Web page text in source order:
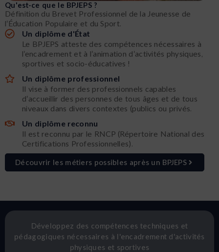
Qu'est-ce que le BPJEPS ?
Définition du Brevet Professionnel de la Jeunesse de
l’Éducation Populaire et du Sport.
Un diplôme d'État
Le BPJEPS atteste des compétences nécessaires à
l’encadrement et à l’animation d’activités physiques,
sportives et socio-éducatives !
Un diplôme professionnel
Il vise à former des professionnels capables
d’accueillir des personnes de tous âges et de tous
niveaux dans divers contextes (publics ou privés.
Un diplôme reconnu
Il est reconnu par le RNCP (Répertoire National des
Certifications Professionnelles).
Découvrir les métiers possibles après un BPJEPS
Développez des compétences techniques et
pédagogiques nécessaires à l'encadrement d'activités
physiques et sportives